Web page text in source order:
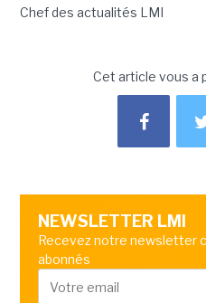
Chef des actualités LMI
Cet article vous a
NEWSLETTER LMI
Recevez notre newsletter
abonnés